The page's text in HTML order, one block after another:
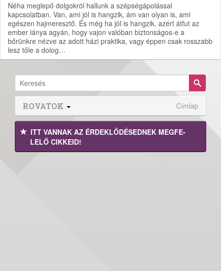
Néha meglepő dolgokról hallunk a szépségápolással
kapcsolatban. Van, ami jól is hangzik, ám van olyan is, ami
egészen hajmeresztő. És még ha jól is hangzik, azért átfut az
ember lánya agyán, hogy vajon valóban biztonságos-e a
bőrünkre nézve az adott házi praktika, vagy éppen csak rosszabb
lesz tőle a dolog…
ROVATOK Címlap
ITT VANNAK AZ ÉRDEK­LŐDÉ­SEDNEK MEGFE­
LELŐ CIKKEID!